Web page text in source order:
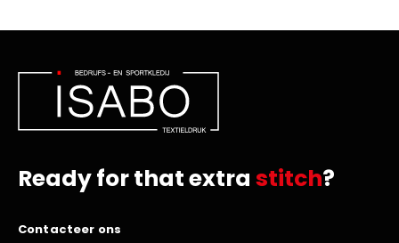
Ready for that extra stitch?
Contacteer ons